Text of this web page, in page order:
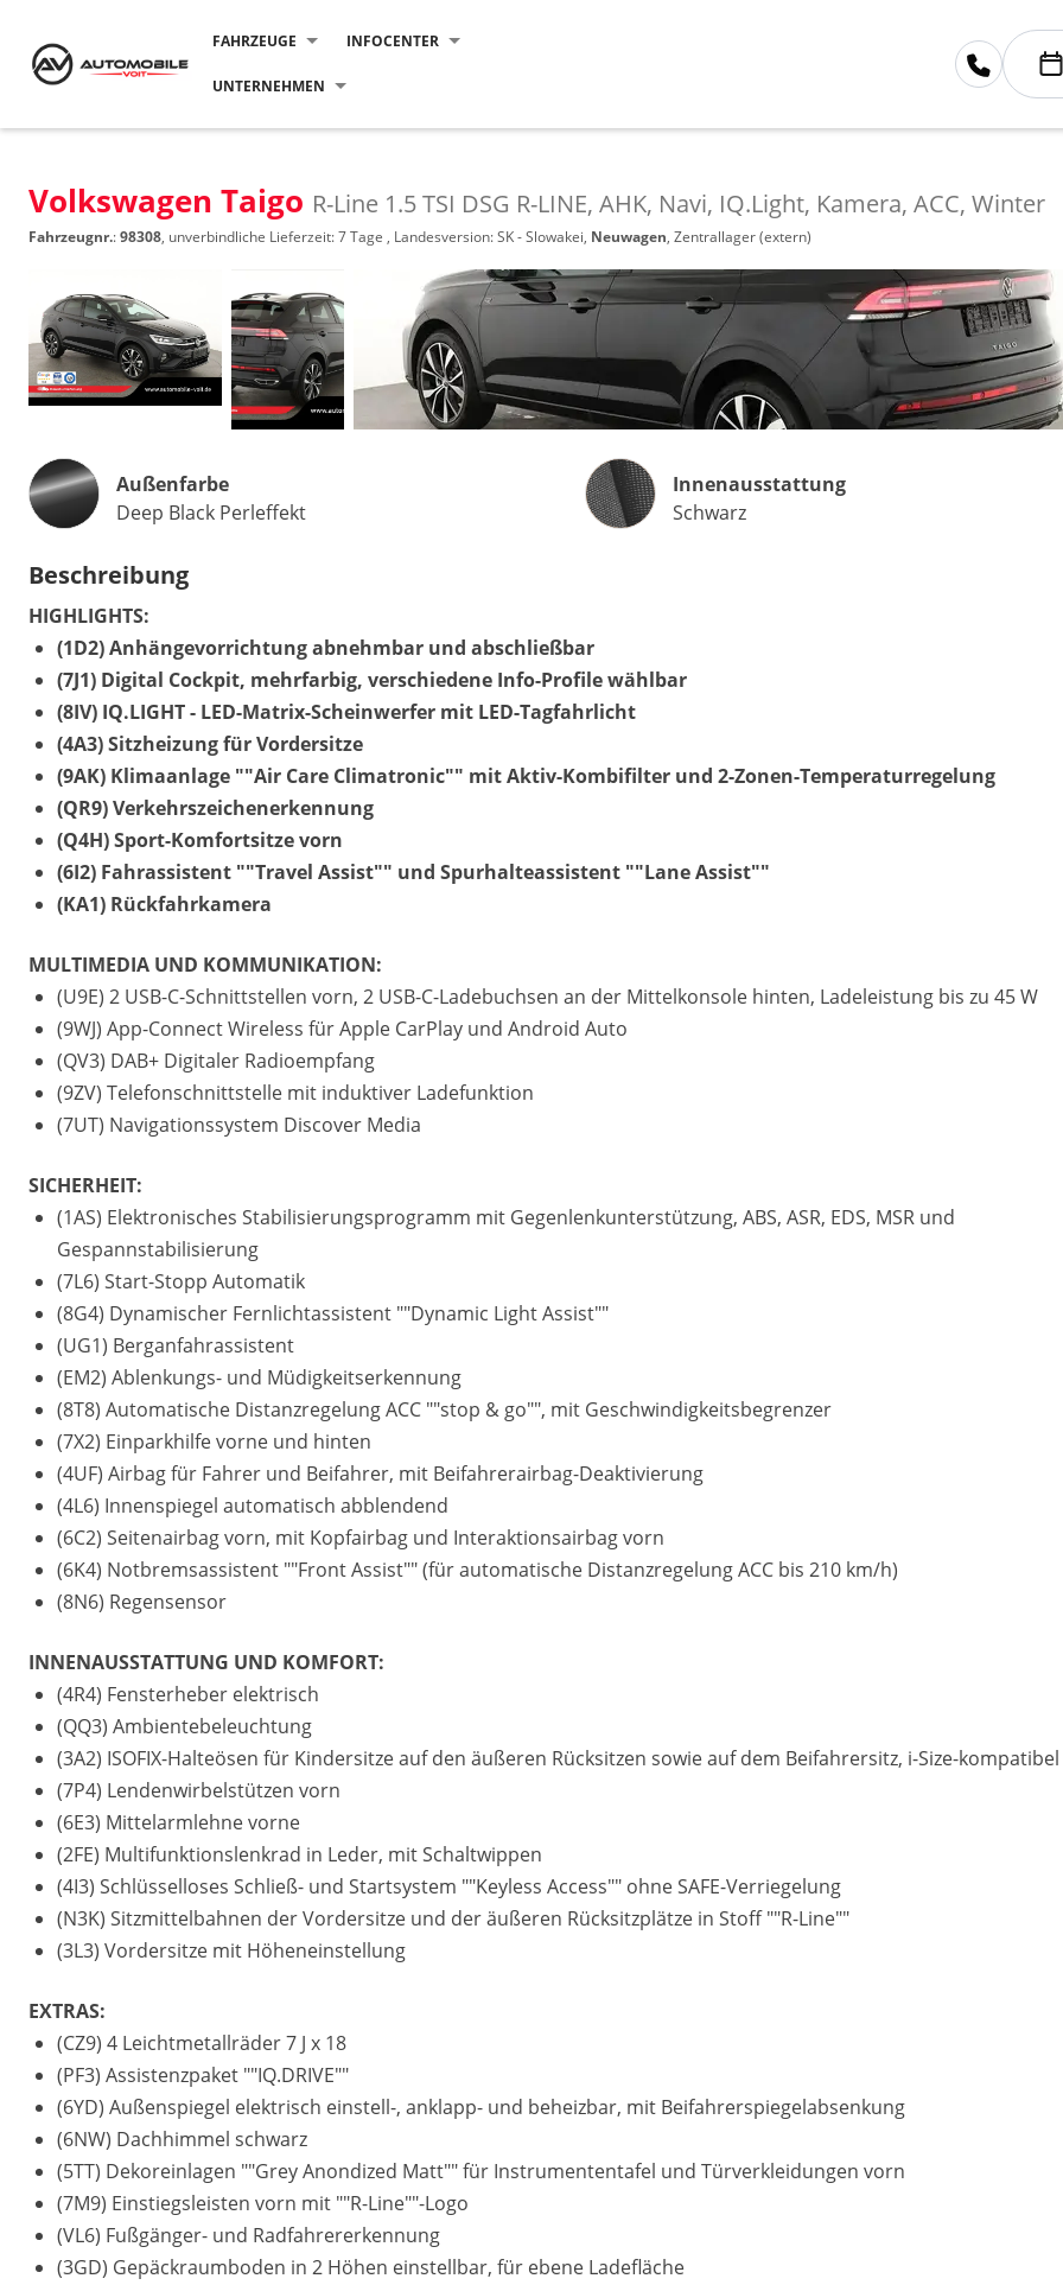
FAHRZEUGE INFOCENTER
UNTERNEHMEN
Volkswagen Taigo R-Line 1.5 TSI DSG R-LINE, AHK, Navi, IQ.Light, Kamera, ACC, Winter
Fahrzeugnr.:98308, unverbindliche Lieferzeit:7 Tage , Landesversion: SK - Slowakei, Neuwagen, Zentrallager (extern)
0961 381 762
Außenfarbe
Deep Black Perleffekt
InnenausstattungInnenausstattung
Schwarz
Beschreibung
HIGHLIGHTS:
(1D2) Anhängevorrichtung abnehmbar und abschließbar
(7J1) Digital Cockpit, mehrfarbig, verschiedene Info-Profile wählbar
(8IV) IQ.LIGHT - LED-Matrix-Scheinwerfer mit LED-Tagfahrlicht
(4A3) Sitzheizung für Vordersitze
(9AK) Klimaanlage ""Air Care Climatronic"" mit Aktiv-Kombifilter und 2-Zonen-Temperaturregelung
(QR9) Verkehrszeichenerkennung
(Q4H) Sport-Komfortsitze vorn
(6I2) Fahrassistent ""Travel Assist"" und Spurhalteassistent ""Lane Assist""
(KA1) Rückfahrkamera
MULTIMEDIA UND KOMMUNIKATION:
(U9E) 2 USB-C-Schnittstellen vorn, 2 USB-C-Ladebuchsen an der Mittelkonsole hinten, Ladeleistung bis zu 45 W
(9WJ) App-Connect Wireless für Apple CarPlay und Android Auto
(QV3) DAB+ Digitaler Radioempfang
(9ZV) Telefonschnittstelle mit induktiver Ladefunktion
(7UT) Navigationssystem Discover Media
SICHERHEIT:
(1AS) Elektronisches Stabilisierungsprogramm mit Gegenlenkunterstützung, ABS, ASR, EDS, MSR und
Gespannstabilisierung
(7L6) Start-Stopp Automatik
(8G4) Dynamischer Fernlichtassistent ""Dynamic Light Assist""
(UG1) Berganfahrassistent
(EM2) Ablenkungs- und Müdigkeitserkennung
(8T8) Automatische Distanzregelung ACC ""stop & go"", mit Geschwindigkeitsbegrenzer
(7X2) Einparkhilfe vorne und hinten
(4UF) Airbag für Fahrer und Beifahrer, mit Beifahrerairbag-Deaktivierung
(4L6) Innenspiegel automatisch abblendend
(6C2) Seitenairbag vorn, mit Kopfairbag und Interaktionsairbag vorn
(6K4) Notbremsassistent ""Front Assist"" (für automatische Distanzregelung ACC bis 210 km/h)
(8N6) Regensensor
INNENAUSSTATTUNG UND KOMFORT:
(4R4) Fensterheber elektrisch
(QQ3) Ambientebeleuchtung
(3A2) ISOFIX-Halteösen für Kindersitze auf den äußeren Rücksitzen sowie auf dem Beifahrersitz, i-Size-kompatibel
(7P4) Lendenwirbelstützen vorn
(6E3) Mittelarmlehne vorne
(2FE) Multifunktionslenkrad in Leder, mit Schaltwippen
(4I3) Schlüsselloses Schließ- und Startsystem ""Keyless Access"" ohne SAFE-Verriegelung
(N3K) Sitzmittelbahnen der Vordersitze und der äußeren Rücksitzplätze in Stoff ""R-Line""
(3L3) Vordersitze mit Höheneinstellung
EXTRAS:
(CZ9) 4 Leichtmetallräder 7 J x 18
(PF3) Assistenzpaket ""IQ.DRIVE""
(6YD) Außenspiegel elektrisch einstell-, anklapp- und beheizbar, mit Beifahrerspiegelabsenkung
(6NW) Dachhimmel schwarz
(5TT) Dekoreinlagen ""Grey Anondized Matt"" für Instrumententafel und Türverkleidungen vorn
(7M9) Einstiegsleisten vorn mit ""R-Line""-Logo
(VL6) Fußgänger- und Radfahrererkennung
(3GD) Gepäckraumboden in 2 Höhen einstellbar, für ebene Ladefläche